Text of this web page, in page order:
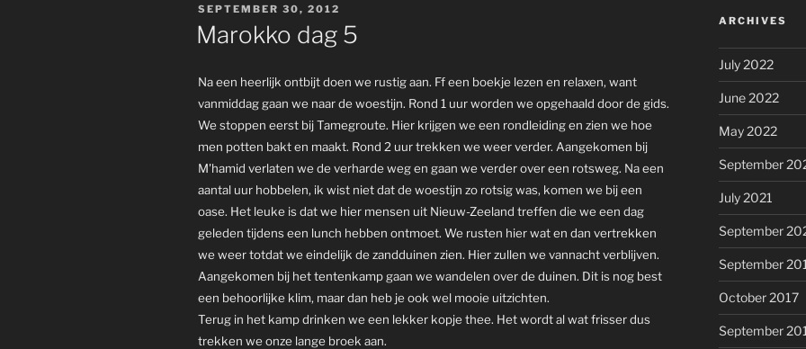
POSTED
SEPTEMBER 30, 2012
Marokko dag 5
Na een heerlijk ontbijt doen we rustig aan. Ff een boekje lezen en relaxen, want
vanmiddag gaan we naar de woestijn. Rond 1 uur worden we opgehaald door de gids.
We stoppen eerst bij Tamegroute. Hier krijgen we een rondleiding en zien we hoe
men potten bakt en maakt. Rond 2 uur trekken we weer verder. Aangekomen bij
M'hamid verlaten we de verharde weg en gaan we verder over een rotsweg. Na een
aantal uur hobbelen, ik wist niet dat de woestijn zo rotsig was, komen we bij een
oase. Het leuke is dat we hier mensen uit Nieuw-Zeeland treffen die we een dag
geleden tijdens een lunch hebben ontmoet. We rusten hier wat en dan vertrekken
we weer totdat we eindelijk de zandduinen zien. Hier zullen we vannacht verblijven.
Aangekomen bij het tentenkamp gaan we wandelen over de duinen. Dit is nog best
een behoorlijke klim, maar dan heb je ook wel mooie uitzichten.
Terug in het kamp drinken we een lekker kopje thee. Het wordt al wat frisser dus
trekken we onze lange broek aan.
ARCHIVES
July 2022
June 2022
May 2022
September
July 2021
September
September
October 2017
September